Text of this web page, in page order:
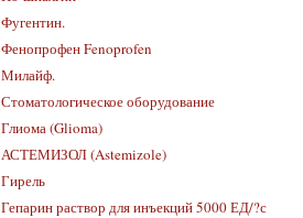
Фугентин.
Фенопрофен Fenoprofen
Милайф.
Стоматологическое оборудование
Глиома (Glioma)
АСТЕМИЗОЛ (Astemizole)
Гирель
Гепарин раствор для инъекций 5000 ЕД/?с